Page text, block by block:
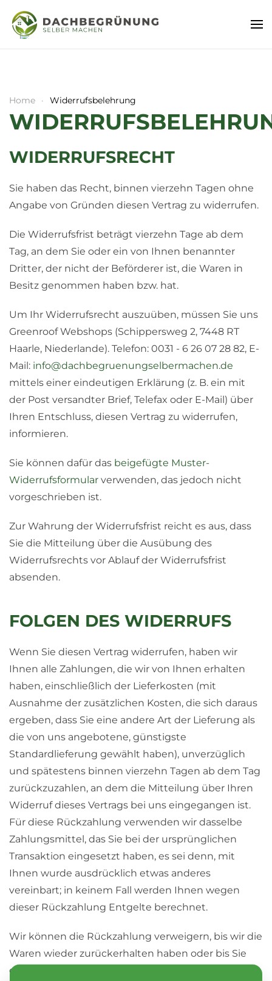
Home Widerrufsbelehrung
WIDERRUFSRECHT
Sie haben das Recht, binnen vierzehn Tagen ohne
Angabe von Gründen diesen Vertrag zu widerrufen.
Die Widerrufsfrist beträgt vierzehn Tage ab dem
Tag, an dem Sie oder ein von Ihnen benannter
Dritter, der nicht der Beförderer ist, die Waren in
Besitz genommen haben bzw. hat.
Um Ihr Widerrufsrecht auszuüben, müssen Sie uns
Greenroof Webshops (Schippersweg 2, 7448 RT
Haarle, Niederlande). Telefon: 0031 - 6 26 07 28 82, E-
Mail: info@dachbegruenungselbermachen.de
mittels einer eindeutigen Erklärung (z. B. ein mit
der Post versandter Brief, Telefax oder E-Mail) über
Ihren Entschluss, diesen Vertrag zu widerrufen,
informieren.
Sie können dafür das beigefügte Muster-
Widerrufsformular verwenden, das jedoch nicht
vorgeschrieben ist.
Zur Wahrung der Widerrufsfrist reicht es aus, dass
Sie die Mitteilung über die Ausübung des
Widerrufsrechts vor Ablauf der Widerrufsfrist
absenden.
FOLGEN DES WIDERRUFS
Wenn Sie diesen Vertrag widerrufen, haben wir
Ihnen alle Zahlungen, die wir von Ihnen erhalten
haben, einschließlich der Lieferkosten (mit
Ausnahme der zusätzlichen Kosten, die sich daraus
ergeben, dass Sie eine andere Art der Lieferung als
die von uns angebotene, günstigste
Standardlieferung gewählt haben), unverzüglich
und spätestens binnen vierzehn Tagen ab dem Tag
zurückzuzahlen, an dem die Mitteilung über Ihren
Widerruf dieses Vertrags bei uns eingegangen ist.
Für diese Rückzahlung verwenden wir dasselbe
Zahlungsmittel, das Sie bei der ursprünglichen
Transaktion eingesetzt haben, es sei denn, mit
Ihnen wurde ausdrücklich etwas anderes
vereinbart; in keinem Fall werden Ihnen wegen
dieser Rückzahlung Entgelte berechnet.
Wir können die Rückzahlung verweigern, bis wir die
Waren wieder zurückerhalten haben oder bis Sie
den Nachweis erbracht haben, dass Sie die Waren